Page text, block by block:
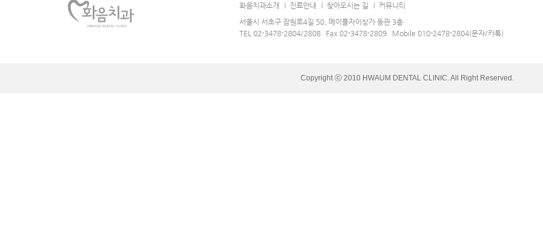
화음치과소개 진료안내 찾아오시는 길
커뮤니티
서울시 서초구 잠원로4길 50, 메이플자이상가 동관 3층
TEL 02-3478-2804/2808 Fax 02-3478-2809 Mobile 010-2478-2804(문자/카톡)
Copyright ⓒ 2010 HWAUM DENTAL CLINIC. All Right Reserved.